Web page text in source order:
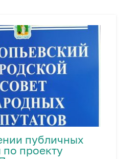
публичных
проекту